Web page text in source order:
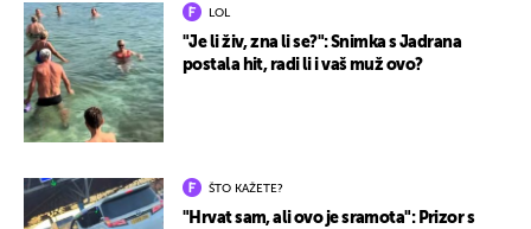
LOL
"Je li živ, zna li se?": Snimka s Jadrana
postala hit, radi li i vaš muž ovo?
ŠTO KAŽETE?
"Hrvat sam, ali ovo je sramota": Prizor s